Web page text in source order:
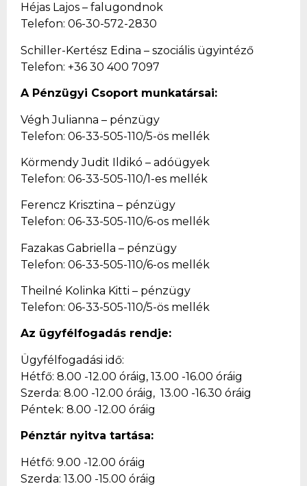
Héjas Lajos – falugondnok
Telefon: 06-30-572-2830
Schiller-Kertész Edina – szociális ügyintéző
Telefon: +36 30 400 7097
A Pénzügyi Csoport munkatársai:
Végh Julianna – pénzügy
Telefon: 06-33-505-110/5-ös mellék
Körmendy Judit Ildikó – adóügyek
Telefon: 06-33-505-110/1-es mellék
Ferencz Krisztina – pénzügy
Telefon: 06-33-505-110/6-os mellék
Fazakas Gabriella – pénzügy
Telefon: 06-33-505-110/6-os mellék
Theilné Kolinka Kitti – pénzügy
Telefon: 06-33-505-110/5-ös mellék
Az ügyfélfogadás rendje:
Ügyfélfogadási idő:
Hétfő: 8.00 -12.00 óráig, 13.00 -16.00 óráig
Szerda: 8.00 -12.00 óráig, 13.00 -16.30 óráig
Péntek: 8.00 -12.00 óráig
Pénztár nyitva tartása:
Hétfő: 9.00 -12.00 óráig
Szerda: 13.00 -15.00 óráig